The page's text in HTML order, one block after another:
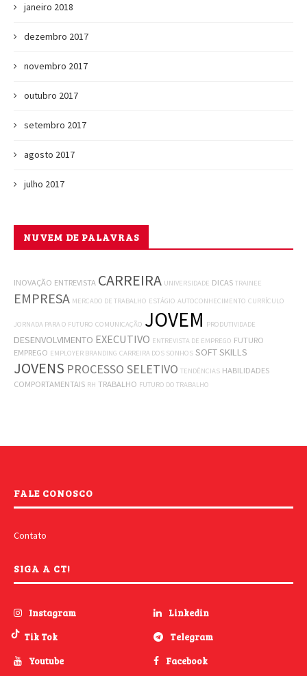
janeiro 2018
dezembro 2017
novembro 2017
outubro 2017
setembro 2017
agosto 2017
julho 2017
NUVEM DE PALAVRAS
INOVAÇÃO ENTREVISTA CARREIRA UNIVERSIDADE DICAS TRAINEE
EMPRESA MERCADO DE TRABALHO ESTÁGIO AUTOCONHECIMENTO CURRÍCULO
JORNADA PARA O FUTURO COMUNICAÇÃO JOVEM PRODUTIVIDADE
DESENVOLVIMENTO EXECUTIVO ENTREVISTA DE EMPREGO FUTURO
EMPREGO EMPLOYER BRANDING CARREIRA DOS SONHOS SOFT SKILLS
JOVENS PROCESSO SELETIVO TENDÊNCIAS HABILIDADES
COMPORTAMENTAIS RH TRABALHO FUTURO DO TRABALHO
FALE CONOSCO
Contato
SIGA A CT!
Instagram
Linkedin
Tik Tok
Telegram
Youtube
Facebook